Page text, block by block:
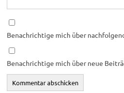
Benachrichtige mich über
Benachrichtige mich über neue